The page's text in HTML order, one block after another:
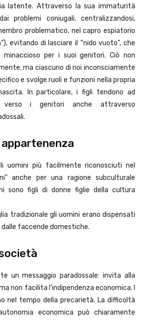
latente. Attraverso la sua immaturità
problemi coniugali, centralizzandosi,
problematico, nel capro espiatorio
evitando di lasciare il “nido vuoto”, che
per i suoi genitori. Ciò non
ma ciascuno di noi inconsciamente
e svolge ruoli e funzioni nella propria
In particolare, i figli tendono ad
verso i genitori anche attraverso
uomini più facilmente riconosciuti nel
anche per una ragione subculturale
sono figli di donne figlie della cultura
tradizionale gli uomini erano dispensati
dalle faccende domestiche.
un messaggio paradossale: invita alla
non facilita l’indipendenza economica. I
nel tempo della precarietà. La difficoltà
economica può chiaramente